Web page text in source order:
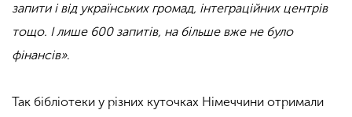
запити і від українських громад, інтеграційних центрів
тощо. І лише 600 запитів, на більше вже не було
фінансів».
Так бібліотеки у різних куточках Німеччини отримали